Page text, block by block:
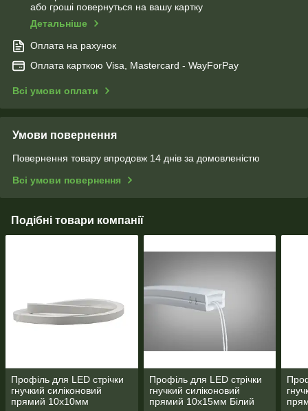
або гроші повернуться на вашу картку
Детальніше
Оплата на рахунок
Оплата карткою Visa, Mastercard - WayForPay
Всі умови оплати
Умови повернення
Повернення товару впродовж 14 днів за домовленістю
Всі умови повернення
Подібні товари компанії
Профіль для LED стрічки
гнучкий силіконовий
прямий 10х10мм
Профіль для LED стрічки
гнучкий силіконовий
прямий 10х15мм Білий